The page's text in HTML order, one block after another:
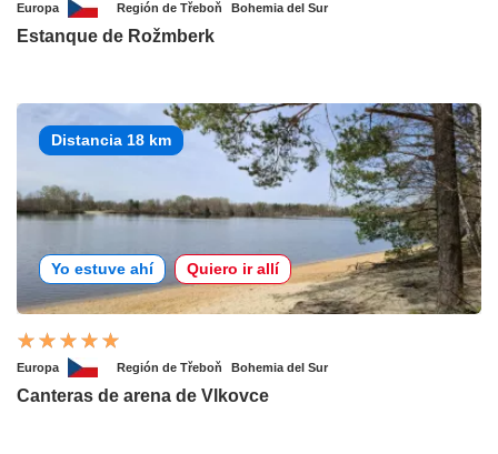
Europa Región de Třeboň Bohemia del Sur
Estanque de Rožmberk
Distancia 18 km
Yo estuve ahí Quiero ir allí
Europa Región de Třeboň Bohemia del Sur
Canteras de arena de Vlkovce